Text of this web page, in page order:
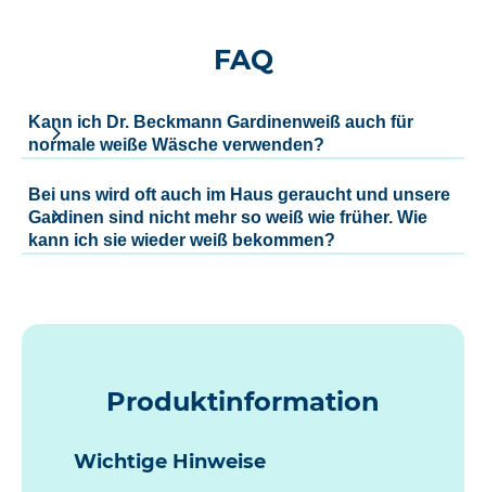
FAQ
Kann ich Dr. Beckmann Gardinenweiß auch für
normale weiße Wäsche verwenden?
Bei uns wird oft auch im Haus geraucht und unsere
Gardinen sind nicht mehr so weiß wie früher. Wie
kann ich sie wieder weiß bekommen?
Produktinformation
Wichtige Hinweise